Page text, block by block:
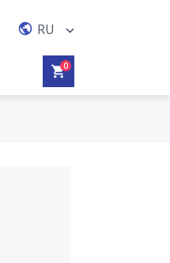
RU
0